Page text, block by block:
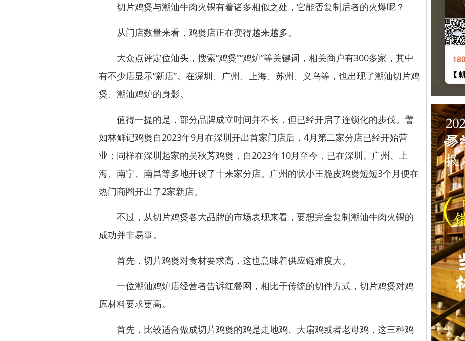
切片鸡煲与潮汕牛肉火锅有着诸多相似之处，它能否复制后者的火爆呢？
从门店数量来看，鸡煲店正在变得越来越多。
大众点评定位汕头，搜索“鸡煲”“鸡炉”等关键词，相关商户有300多家，其中
有不少店显示“新店”。在深圳、广州、上海、苏州、义乌等，也出现了潮汕切片鸡
煲、潮汕鸡炉的身影。
值得一提的是，部分品牌成立时间并不长，但已经开启了连锁化的步伐。譬
如林鲜记鸡煲自2023年9月在深圳开出首家门店后，4月第二家分店已经开始营
业；同样在深圳起家的吴秋芳鸡煲，自2023年10月至今，已在深圳、广州、上
海、南宁、南昌等多地开设了十来家分店。广州的状小王脆皮鸡煲短短3个月便在
热门商圈开出了2家新店。
不过，从切片鸡煲各大品牌的市场表现来看，要想完全复制潮汕牛肉火锅的
成功并非易事。
首先，切片鸡煲对食材要求高，这也意味着供应链难度大。
一位潮汕鸡炉店经营者告诉红餐网，相比于传统的切件方式，切片鸡煲对鸡
原材料要求更高。
首先，比较适合做成切片鸡煲的鸡是走地鸡、大扇鸡或者老母鸡，这三种鸡